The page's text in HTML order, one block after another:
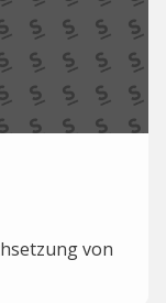
von